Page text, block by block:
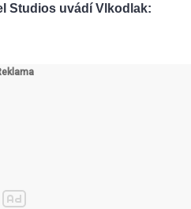
Studios uvádí Vlkodlak: